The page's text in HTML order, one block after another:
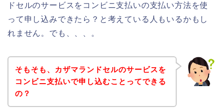
ドセルのサービスをコンビニ支払いの支払い方法を使
って申し込みできたら？と考えている人もいるかもし
れません。でも、、、。
そもそも、カザマランドセルのサービスを
コンビニ支払いで申し込むことってできる
の？